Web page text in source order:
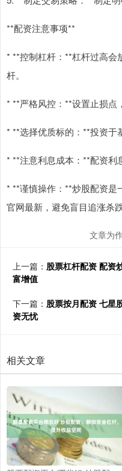
**配资注意事项**
* **控制杠杆：**杠杆过高会
杆。
* **严格风控：**设置止损点
* **选择优质标的：**投资于
* **注意利息成本：**配资利
* **谨慎操作：**炒股配资是
官网最新，避免盲目追涨杀跌
文章为
上一篇： 股票杠杆配资 配资
富增值
下一篇： 股票按月配资 七星
资无忧
相关文章